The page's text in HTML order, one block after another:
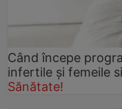
Când începe
infertile şi femeile
Sănătate!